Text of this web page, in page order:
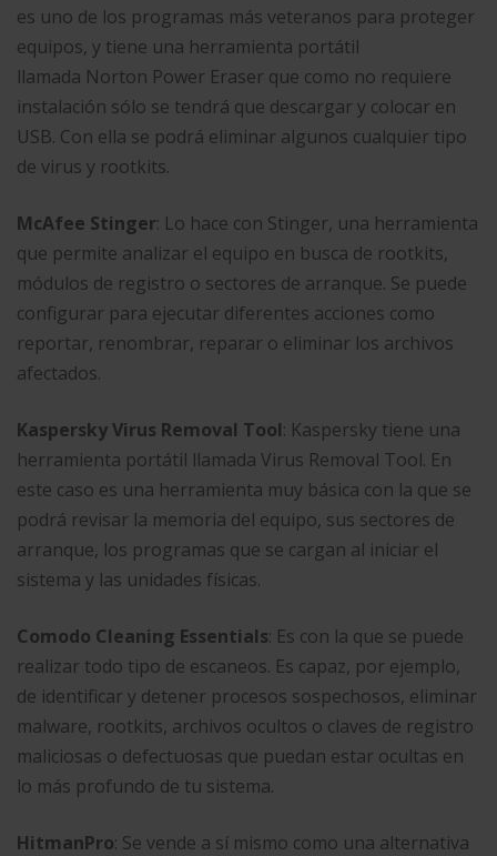
es uno de los programas más veteranos para proteger
equipos, y tiene una herramienta portátil
llamada Norton Power Eraser que como no requiere
instalación sólo se tendrá que descargar y colocar en
USB. Con ella se podrá eliminar algunos cualquier tipo
de virus y rootkits.
McAfee Stinger: Lo hace con Stinger, una herramienta
que permite analizar el equipo en busca de rootkits,
módulos de registro o sectores de arranque. Se puede
configurar para ejecutar diferentes acciones como
reportar, renombrar, reparar o eliminar los archivos
afectados.
Kaspersky Virus Removal Tool: Kaspersky tiene una
herramienta portátil llamada Virus Removal Tool. En
este caso es una herramienta muy básica con la que se
podrá revisar la memoria del equipo, sus sectores de
arranque, los programas que se cargan al iniciar el
sistema y las unidades físicas.
Comodo Cleaning Essentials: Es con la que se puede
realizar todo tipo de escaneos. Es capaz, por ejemplo,
de identificar y detener procesos sospechosos, eliminar
malware, rootkits, archivos ocultos o claves de registro
maliciosas o defectuosas que puedan estar ocultas en
lo más profundo de tu sistema.
HitmanPro: Se vende a sí mismo como una alternativa